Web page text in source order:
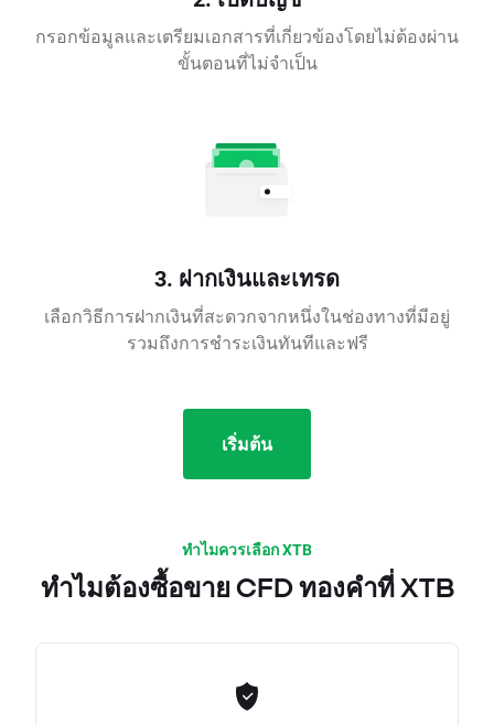
กรอกข้อมูลและเตรียมเอกสารที่เกี่ยวข้องโดยไม่ต้องผ่าน
ขั้นตอนที่ไม่จำเป็น
3. ฝากเงินและเทรด
เลือกวิธีการฝากเงินที่สะดวกจากหนึ่งในช่องทางที่มีอยู่
รวมถึงการชำระเงินทันทีและฟรี
เริ่มต้น
ทำไมควรเลือก XTB
ทำไมต้องซื้อขาย CFD ทองคำที่ XTB